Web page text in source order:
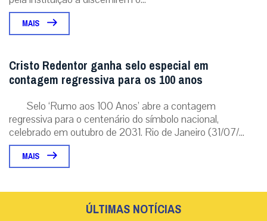
MAIS
Cristo Redentor ganha selo especial em
contagem regressiva para os 100 anos
Selo ‘Rumo aos 100 Anos’ abre a contagem
regressiva para o centenário do símbolo nacional,
celebrado em outubro de 2031. Rio de Janeiro (31/07/...
MAIS
ÚLTIMAS NOTÍCIAS